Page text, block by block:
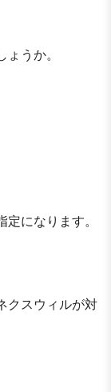
うか。
になります。
クスウィルが対